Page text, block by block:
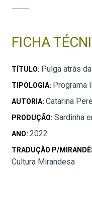
FICHA
TÍTULO: Pulga atrás
TIPOLOGIA: Programa
AUTORIA: Catarina
PRODUÇÃO: Sardinha
ANO: 2022
TRADUÇÃO P/
Cultura Mirandesa